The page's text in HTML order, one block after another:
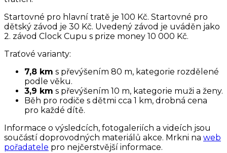
Startovné pro hlavní tratě je 100 Kč. Startovné pro
dětský závod je 30 Kč. Uvedený závod je uváděn jako
2. závod Clock Cupu s prize money 10 000 Kč.
Traťové varianty:
7,8 km s převýšením 80 m, kategorie rozdělené
podle věku.
3,9 km s převýšením 10 m, kategorie muži a ženy.
Běh pro rodiče s dětmi cca 1 km, drobná cena
pro každé dítě.
Informace o výsledcích, fotogaleriích a videích jsou
součástí doprovodných materiálů akce. Mrkni na web
pořadatele pro nejčerstvější informace.